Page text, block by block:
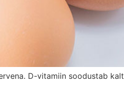
D-vitamiin soodustab